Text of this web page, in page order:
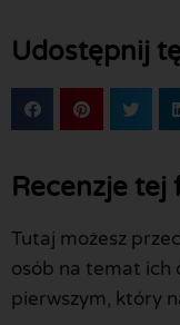
Udostępnij
Recenzje tej
Tutaj możesz
osób na temat ich
pierwszym, który